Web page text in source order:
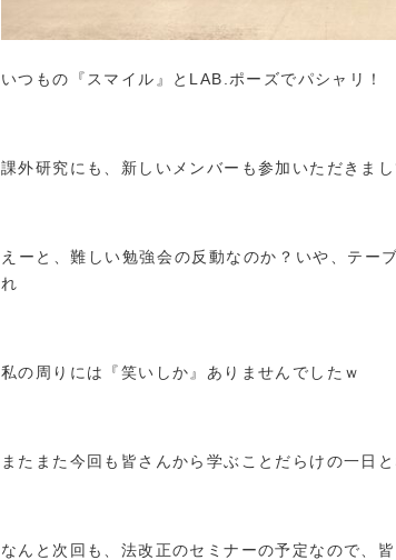
いつもの『スマイル』とLAB.ポーズでパシャリ！
課外研究にも、新しいメンバーも参加いただきま
えーと、難しい勉強会の反動なのか？いや、テー
れ
私の周りには『笑いしか』ありませんでしたｗ
またまた今回も皆さんから学ぶことだらけの一日
なんと次回も、法改正のセミナーの予定なので、